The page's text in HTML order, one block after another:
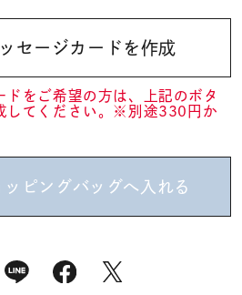
セージカードを作成
ドをご希望の方は、上記のボタ
してください。※別途330円か
ッピングバッグへ入れる